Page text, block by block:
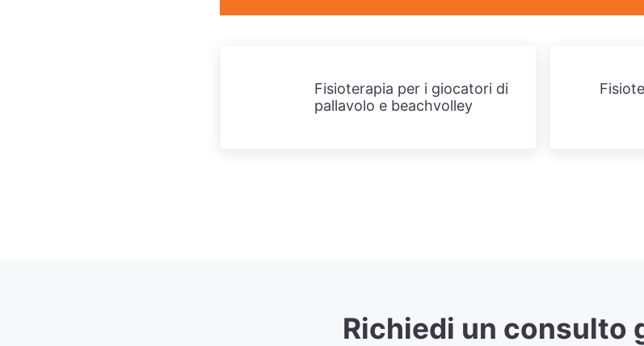
Fisioterapia per i giocatori di
pallavolo e beachvolley
Richiedi un consulto